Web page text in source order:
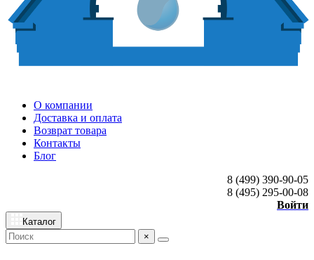
О компании
Доставка и оплата
Возврат товара
Контакты
Блог
8 (499) 390-90-05
8 (495) 295-00-08
Войти
Каталог
×